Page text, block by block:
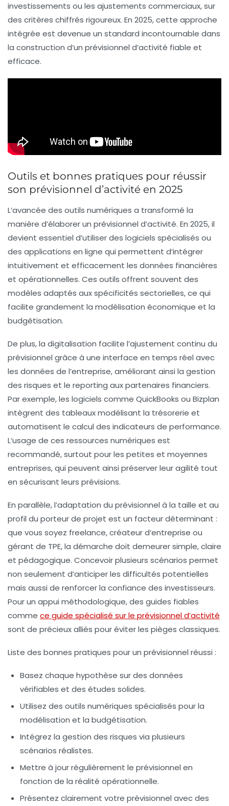
investissements ou les ajustements commerciaux, sur
des critères chiffrés rigoureux. En 2025, cette approche
intégrée est devenue un standard incontournable dans
la construction d’un prévisionnel d’activité fiable et
efficace.
Outils et bonnes pratiques pour réussir
son prévisionnel d’activité en 2025
L’avancée des outils numériques a transformé la
manière d’élaborer un prévisionnel d’activité. En 2025, il
devient essentiel d’utiliser des logiciels spécialisés ou
des applications en ligne qui permettent d’intégrer
intuitivement et efficacement les données financières
et opérationnelles. Ces outils offrent souvent des
modèles adaptés aux spécificités sectorielles, ce qui
facilite grandement la modélisation économique et la
budgétisation.
De plus, la digitalisation facilite l’ajustement continu du
prévisionnel grâce à une interface en temps réel avec
les données de l’entreprise, améliorant ainsi la gestion
des risques et le reporting aux partenaires financiers.
Par exemple, les logiciels comme QuickBooks ou Bizplan
intègrent des tableaux modélisant la trésorerie et
automatisent le calcul des indicateurs de performance.
L’usage de ces ressources numériques est
recommandé, surtout pour les petites et moyennes
entreprises, qui peuvent ainsi préserver leur agilité tout
en sécurisant leurs prévisions.
En parallèle, l’adaptation du prévisionnel à la taille et au
profil du porteur de projet est un facteur déterminant :
que vous soyez freelance, créateur d’entreprise ou
gérant de TPE, la démarche doit demeurer simple, claire
et pédagogique. Concevoir plusieurs scénarios permet
non seulement d’anticiper les difficultés potentielles
mais aussi de renforcer la confiance des investisseurs.
Pour un appui méthodologique, des guides fiables
comme ce guide spécialisé sur le prévisionnel d’activité
sont de précieux alliés pour éviter les pièges classiques.
Liste des bonnes pratiques pour un prévisionnel réussi :
Basez chaque hypothèse sur des données
vérifiables et des études solides.
Utilisez des outils numériques spécialisés pour la
modélisation et la budgétisation.
Intégrez la gestion des risques via plusieurs
scénarios réalistes.
Mettre à jour régulièrement le prévisionnel en
fonction de la réalité opérationnelle.
Présentez clairement votre prévisionnel avec des